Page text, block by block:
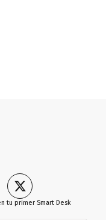
tu primer Smart Desk